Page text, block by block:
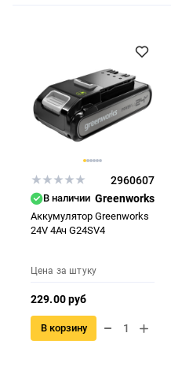
2960607
В наличии Greenworks
Аккумулятор Greenworks
24V 4Ач G24SV4
Цена за штуку
229.00 руб
В корзину